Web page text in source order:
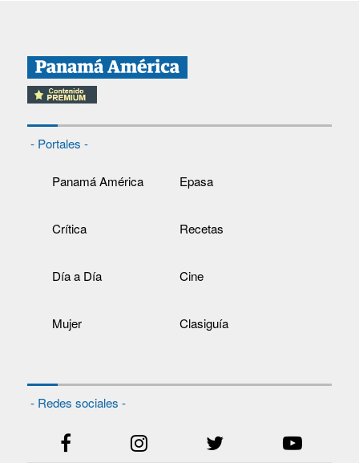
- Portales -
Panamá América Epasa
Crítica Recetas
Día a Día Cine
Mujer Clasiguía
- Redes sociales -